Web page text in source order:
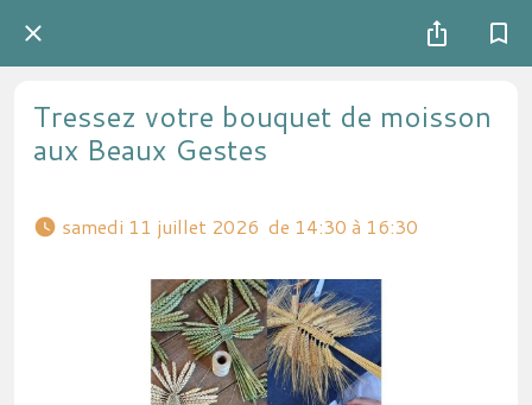
Tressez votre bouquet de moisson
aux Beaux Gestes
samedi 11 juillet 2026  de 14:30 à 16:30